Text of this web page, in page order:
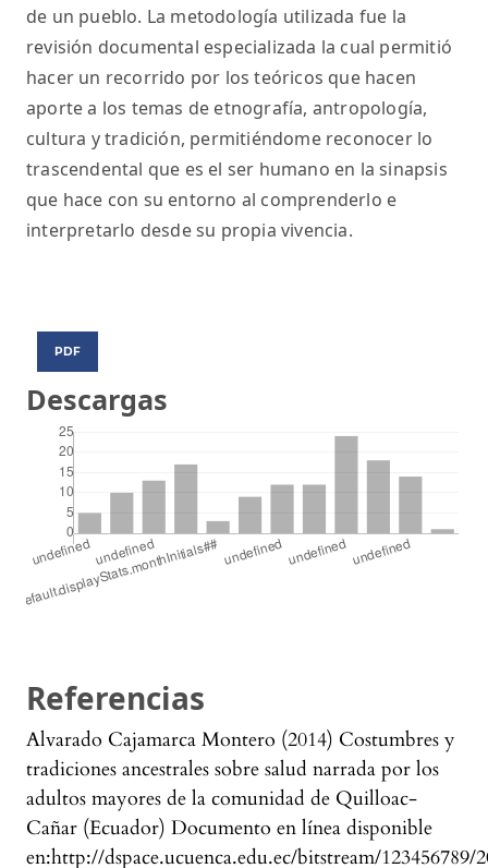
de un pueblo. La metodología utilizada fue la
revisión documental especializada la cual permitió
hacer un recorrido por los teóricos que hacen
aporte a los temas de etnografía, antropología,
cultura y tradición, permitiéndome reconocer lo
trascendental que es el ser humano en la sinapsis
que hace con su entorno al comprenderlo e
interpretarlo desde su propia vivencia.
PDF
Descargas
Referencias
Alvarado Cajamarca Montero (2014) Costumbres y
tradiciones ancestrales sobre salud narrada por los
adultos mayores de la comunidad de Quilloac-
Cañar (Ecuador) Documento en línea disponible
en:http://dspace.ucuenca.edu.ec/bitstream/